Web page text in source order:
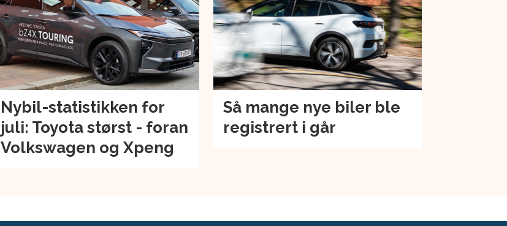
Nybil-statistikken for
juli: Toyota størst - foran
Volkswagen og Xpeng
Så mange nye biler ble
registrert i går